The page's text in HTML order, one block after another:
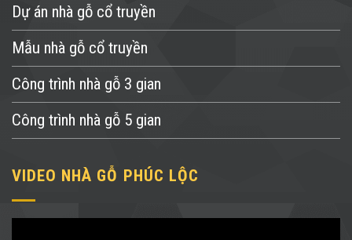
Dự án nhà gỗ cổ truyền
Mẫu nhà gỗ cổ truyền
Công trình nhà gỗ 3 gian
Công trình nhà gỗ 5 gian
VIDEO NHÀ GỖ PHÚC LỘC